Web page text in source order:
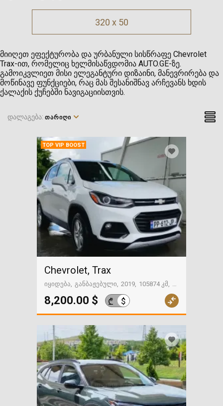
320 x 50
მიიღეთ ეფექტურობა და ურბანული სისწრაფე Chevrolet
Trax-ით, რომელიც ხელმისაწვდომია AUTO.GE-ზე.
გამოიკვლიეთ მისი ელეგანტური დიზაინი, მანევრირება და
მოწინავე ფუნქციები, რაც მას შესანიშნავ არჩევანს ხდის
ქალაქის ქუჩებში ნავიგაციისთვის.
დალაგება: ᲗᲐᲠᲘᲦᲘ
TOP VIP BOOST
Chevrolet, Trax
იყიდება განბაჟებული 2019 105874 კმ
8,200.00 $ ₾ $